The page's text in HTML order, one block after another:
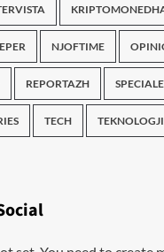
NJOFTIME
REPORTAZH SPECIALE
TECH